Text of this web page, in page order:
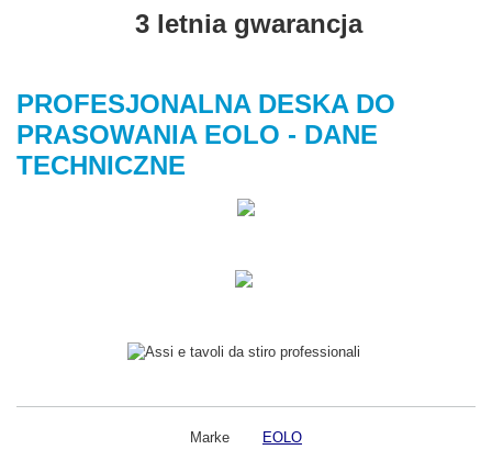
3 letnia gwarancja
PROFESJONALNA DESKA DO
PRASOWANIA EOLO - DANE
TECHNICZNE
Marke EOLO